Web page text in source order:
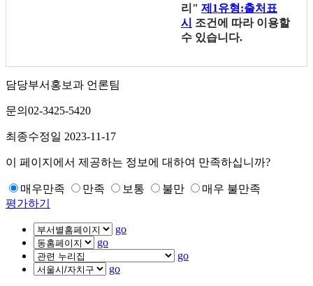
리" 제1유형:출처표
시
조건에 따라 이용할
수 있습니다.
담당부서 홍보과 언론팀
문의 02-3425-5420
최종수정일 2023-11-17
이 페이지에서 제공하는 정보에 대하여 만족하십니까?
매우만족 만족 보통 불만
매우 불만족
평가하기
go
go
go
go